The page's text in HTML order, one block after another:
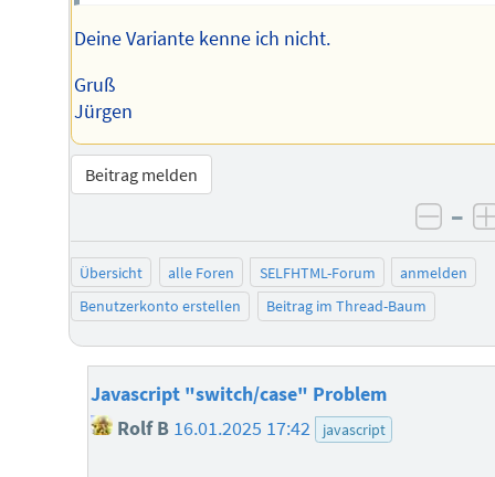
Deine Variante kenne ich nicht.
Gruß
Jürgen
Beitrag melden
–
Übersicht alle Foren SELFHTML-Forum
anmelden
Benutzerkonto erstellen
Beitrag im Thread-Baum
Javascript "switch/case" Problem
Rolf B 16.01.2025 17:42 javascript